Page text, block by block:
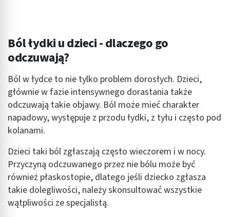
Ból łydki u dzieci - dlaczego go
odczuwają?
Ból w łydce to nie tylko problem dorosłych. Dzieci,
głównie w fazie intensywnego dorastania także
odczuwają takie objawy. Ból może mieć charakter
napadowy, występuje z przodu łydki, z tyłu i często pod
kolanami.
Dzieci taki ból zgłaszają często wieczorem i w nocy.
Przyczyną odczuwanego przez nie bólu może być
również płaskostopie, dlatego jeśli dziecko zgłasza
takie dolegliwości, należy skonsultować wszystkie
wątpliwości ze specjalistą.